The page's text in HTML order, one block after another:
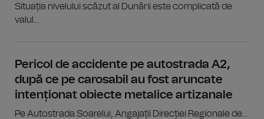
Situația nivelului scăzut al Dunării este complicată de
valul...
Pericol de accidente pe autostrada A2,
după ce pe carosabil au fost aruncate
intenționat obiecte metalice artizanale
Pe Autostrada Soarelui, Angajații Direcției Regionale de...